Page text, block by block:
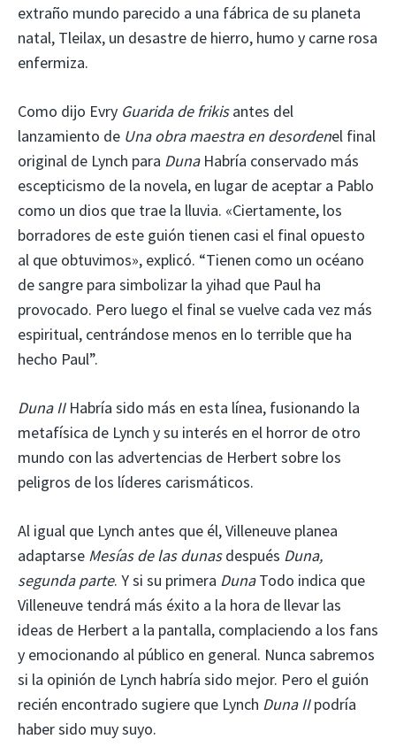
extraño mundo parecido a una fábrica de su planeta
natal, Tleilax, un desastre de hierro, humo y carne rosa
enfermiza.
Como dijo Evry Guarida de frikisantes del
lanzamiento de Una obra maestra en desordenel final
original de Lynch para DunaHabría conservado más
escepticismo de la novela, en lugar de aceptar a Pablo
como un dios que trae la lluvia. «Ciertamente, los
borradores de este guión tienen casi el final opuesto
al que obtuvimos», explicó. “Tienen como un océano
de sangre para simbolizar la yihad que Paul ha
provocado. Pero luego el final se vuelve cada vez más
espiritual, centrándose menos en lo terrible que ha
hecho Paul”.
Duna II Habría sido más en esta línea, fusionando la
metafísica de Lynch y su interés en el horror de otro
mundo con las advertencias de Herbert sobre los
peligros de los líderes carismáticos.
Al igual que Lynch antes que él, Villeneuve planea
adaptarse Mesías de las dunasdespués Duna,
segunda parte. Y si su primera DunaTodo indica que
Villeneuve tendrá más éxito a la hora de llevar las
ideas de Herbert a la pantalla, complaciendo a los fans
y emocionando al público en general. Nunca sabremos
si la opinión de Lynch habría sido mejor. Pero el guión
recién encontrado sugiere que Lynch Duna IIpodría
haber sido muy suyo.